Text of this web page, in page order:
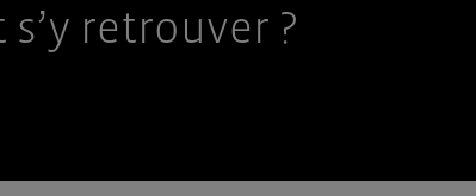
retrouver ?